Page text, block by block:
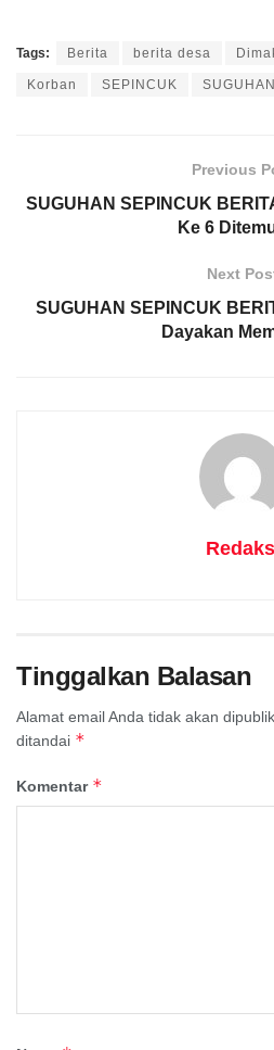
Tags: Berita berita desa
Korban SEPINCUK SUGUHAN
Previous
SUGUHAN SEPINCUK
Ke 6
Next
SUGUHAN SEPINCUK
Dayakan
Tinggalkan Balasan
Alamat email Anda tidak akan
ditandai *
Komentar *